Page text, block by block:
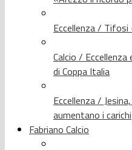
Eccellenza /
Calcio /
di Coppa Italia
Eccellenza /
aumentano i carichi
Fabriano Calcio